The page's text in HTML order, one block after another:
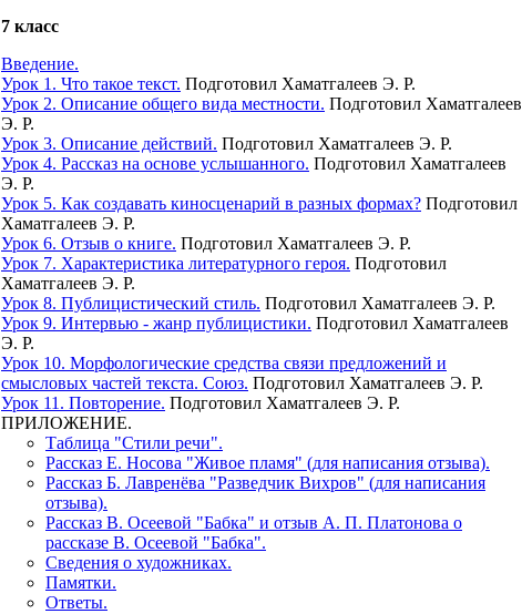
7 класс
Введение.
Урок 1. Что такое текст. Подготовил Хаматгалеев Э. Р.
Урок 2. Описание общего вида местности. Подготовил Хаматгалеев
Э. Р.
Урок 3. Описание действий. Подготовил Хаматгалеев Э. Р.
Урок 4. Рассказ на основе услышанного. Подготовил Хаматгалеев
Э. Р.
Урок 5. Как создавать киносценарий в разных формах? Подготовил
Хаматгалеев Э. Р.
Урок 6. Отзыв о книге. Подготовил Хаматгалеев Э. Р.
Урок 7. Характеристика литературного героя. Подготовил
Хаматгалеев Э. Р.
Урок 8. Публицистический стиль. Подготовил Хаматгалеев Э. Р.
Урок 9. Интервью - жанр публицистики. Подготовил Хаматгалеев
Э. Р.
Урок 10. Морфологические средства связи предложений и
смысловых частей текста. Союз. Подготовил Хаматгалеев Э. Р.
Урок 11. Повторение. Подготовил Хаматгалеев Э. Р.
ПРИЛОЖЕНИЕ.
Таблица "Стили речи".
Рассказ Е. Носова "Живое пламя" (для написания отзыва).
Рассказ Б. Лавренёва "Разведчик Вихров" (для написания
отзыва).
Рассказ В. Осеевой "Бабка" и отзыв А. П. Платонова о
рассказе В. Осеевой "Бабка".
Сведения о художниках.
Памятки.
Ответы.